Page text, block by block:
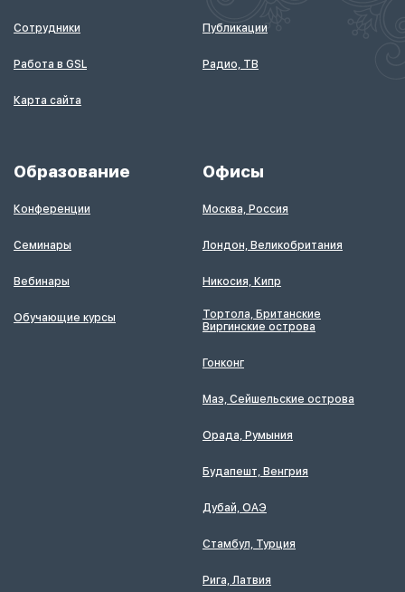
Сотрудники
Работа в GSL
Карта сайта
Публикации
Радио, ТВ
Образование
Конференции
Семинары
Вебинары
Обучающие курсы
Офисы
Москва, Россия
Лондон, Великобритания
Никосия, Кипр
Тортола, Британские
Виргинские острова
Гонконг
Маэ, Сейшельские острова
Орада, Румыния
Будапешт, Венгрия
Дубай, ОАЭ
Стамбул, Турция
Рига, Латвия